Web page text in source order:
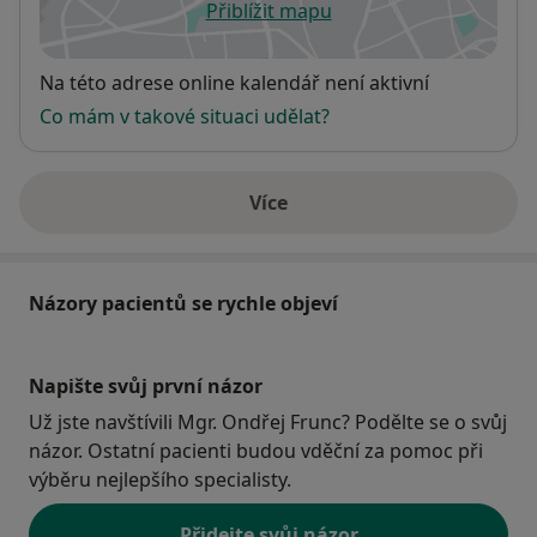
Přiblížit mapuse otevře v nové záložce
Dostupnost
Na této adrese online kalendář není aktivní
Co mám v takové situaci udělat?
Víceo adrese
Názory pacientů se rychle objeví
Napište svůj první názor
Už jste navštívili Mgr. Ondřej Frunc? Podělte se o svůj
názor. Ostatní pacienti budou vděční za pomoc při
výběru nejlepšího specialisty.